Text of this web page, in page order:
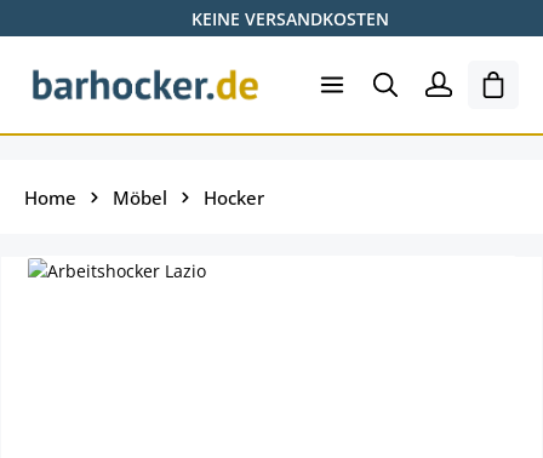
Zum Hauptinhalt springenKEINE VERSANDKOSTEN
Home Möbel Hocker